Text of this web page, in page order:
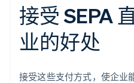
接受 SEPA
业的好处
接受这些支付方式，使企业